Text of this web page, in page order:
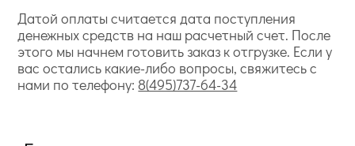
Датой оплаты считается дата поступления
денежных средств на наш расчетный счет. После
этого мы начнем готовить заказ к отгрузке. Если у
вас остались какие-либо вопросы, свяжитесь с
нами по телефону: 8(495)737-64-34